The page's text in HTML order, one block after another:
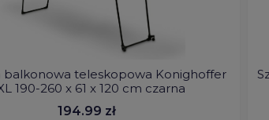
balkonowa teleskopowa Konighoffer
190-260 x 61 x 120 cm czarna
194.99 zł